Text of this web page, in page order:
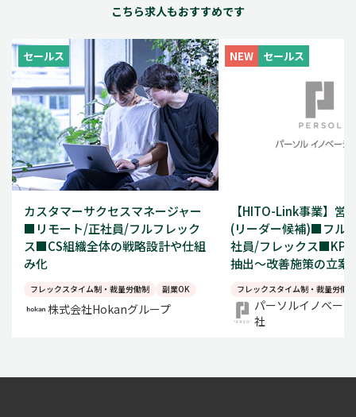
こちら求人もおすすめです
セールス
カスタマーサクセスマネージャー
■リモート/正社員/フルフレック
ス■CS組織全体の戦略設計や仕組
み化
フレックスタイム制・裁量労働制 副業OK
株式会社Hokanグループ
NEW セールス
【HITO-Link事業】営
(リーダー候補)■フル
社員/フレックス■KPI
抽出～改善施策の立案
フレックスタイム制・裁量労働制
パーソルイノベー
社